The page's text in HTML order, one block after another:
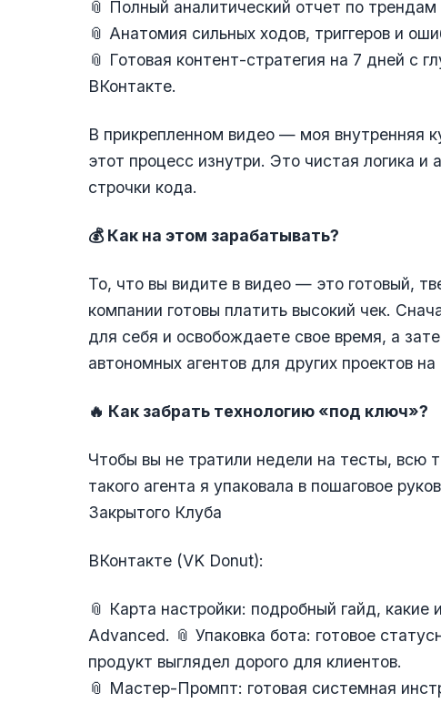
📎 Полный аналитический отчет по трендам
📎 Анатомия сильных ходов, триггеров и
📎 Готовая контент-стратегия на 7 дней с
ВКонтакте.
В прикрепленном видео — моя внутренняя
этот процесс изнутри. Это чистая логика и
строчки кода.
💰 Как на этом зарабатывать?
То, что вы видите в видео — это готовый,
компании готовы платить высокий чек.
для себя и освобождаете свое время, а
автономных агентов для других проектов на
🔥 Как забрать технологию «под ключ»?
Чтобы вы не тратили недели на тесты, всю
такого агента я упаковала в пошаговое
Закрытого Клуба
ВКонтакте (VK Donut):
📎 Карта настройки: подробный гайд, какие
Advanced. 📎 Упаковка бота: готовое
продукт выглядел дорого для клиентов.
📎 Мастер-Промпт: готовая системная